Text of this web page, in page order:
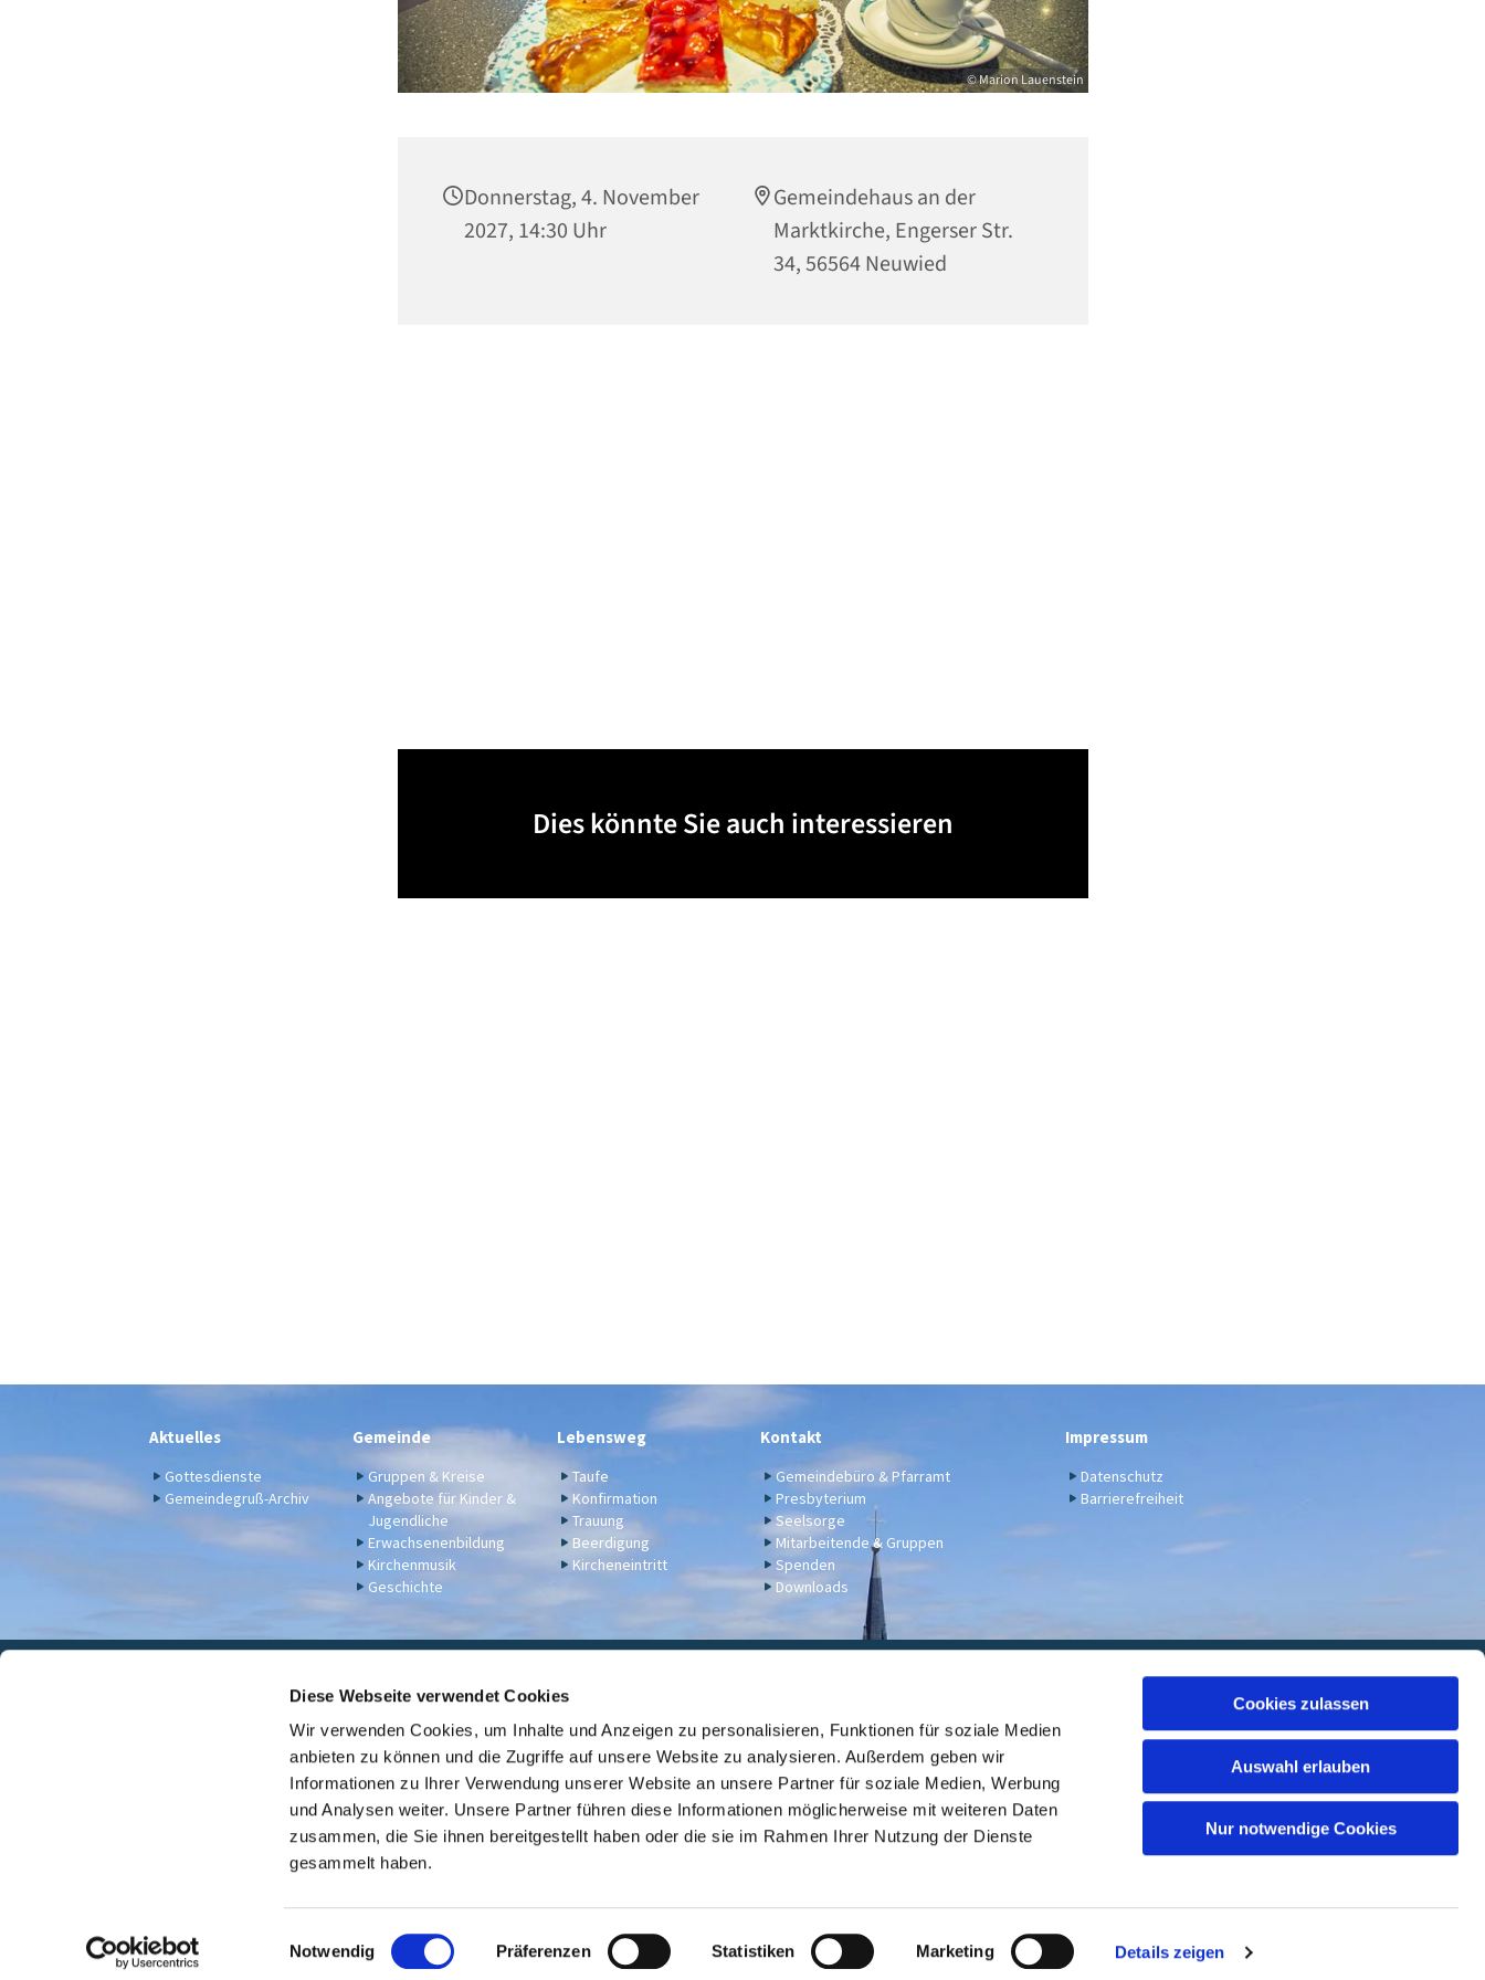
Diese Webseite verwendet Cookies
Wir verwenden Cookies, um Inhalte und Anzeigen zu personalisieren, Funktionen für soziale Medien
anbieten zu können und die Zugriffe auf unsere Website zu analysieren. Außerdem geben wir
Informationen zu Ihrer Verwendung unserer Website an unsere Partner für soziale Medien, Werbung
und Analysen weiter. Unsere Partner führen diese Informationen möglicherweise mit weiteren Daten
zusammen, die Sie ihnen bereitgestellt haben oder die sie im Rahmen Ihrer Nutzung der Dienste
gesammelt haben.
i
Notwendig Präferenzen Statistiken Marketing Details zeigen
Cookies zulassen
Auswahl erlauben
Nur notwendige Cookies
© Marion Lauenstein
Donnerstag, 4. November
2027, 14:30 Uhr
Gemeindehaus an der
Marktkirche, Engerser Str.
34, 56564 Neuwied
Dies könnte Sie auch interessieren
Aktuelles
Gottesdienste
Gemeindegruß-Archiv
Gemeinde
Gruppen & Kreise
Angebote für Kinder &
Jugendliche
Erwachsenenbildung
Kirchenmusik
Geschichte
Lebensweg
Taufe
Konfirmation
Trauung
Beerdigung
Kircheneintritt
Kontakt
Gemeindebüro & Pfarramt
Presbyterium
Seelsorge
Mitarbeitende & Gruppen
Spenden
Downloads
Impressum
Datenschutz
Barrierefreiheit
Für Spenden u. a. - Bankverbindung: KD Bank (Bank für Kirche und Diakonie), IBAN: DE14 3506 0190 6531 7000 05, BIC: GENODED1DKD
Kontaktinformationenev. Kirche Engers
Link zur Übersicht der evangelischen Kirchengemeinden der Stadt Neuwied